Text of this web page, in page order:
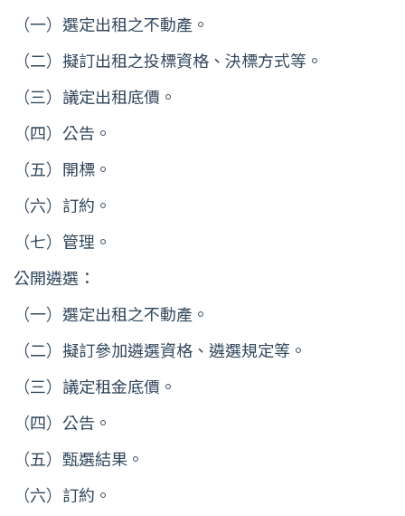
（一）選定出租之不動產。
（二）擬訂出租之投標資格、決標方式等。
（三）議定出租底價。
（四）公告。
（五）開標。
（六）訂約。
（七）管理。
公開遴選：
（一）選定出租之不動產。
（二）擬訂參加遴選資格、遴選規定等。
（三）議定租金底價。
（四）公告。
（五）甄選結果。
（六）訂約。